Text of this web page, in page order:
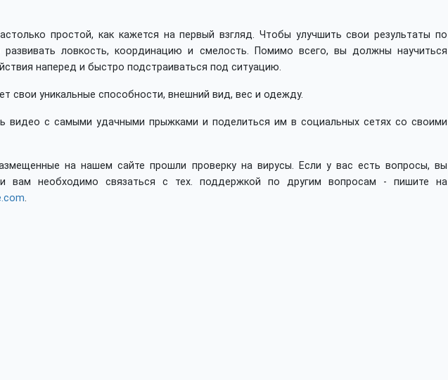
простой, как кажется на первый взгляд. Чтобы улучшить свои результаты по
ловкость, координацию и смелость. Помимо всего, вы должны научиться
наперед и быстро подстраиваться под ситуацию.
свои уникальные способности, внешний вид, вес и одежду.
видео с самыми удачными прыжками и поделиться им в социальных сетях со своими
на нашем сайте прошли проверку на вирусы. Если у вас есть вопросы, вы
вам необходимо связаться с тех. поддержкой по другим вопросам - пишите на
.